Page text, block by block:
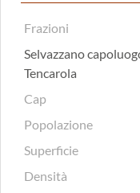
Frazioni
Selvazzano
Tencarola
Cap
Popolazione
Superficie
Densità